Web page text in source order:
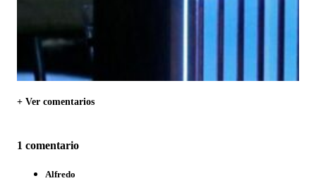
+ Ver comentarios
1 comentario
Alfredo